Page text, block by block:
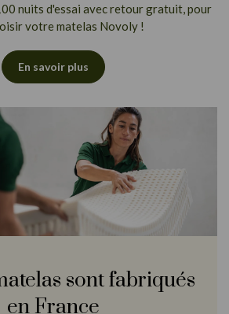
nuits d'essai avec retour gratuit, pour
votre matelas Novoly !
En savoir plus
sont fabriqués
en France